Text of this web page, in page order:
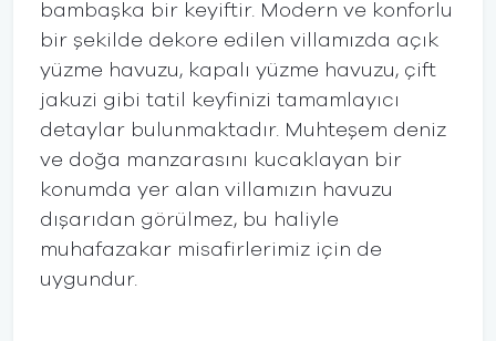
bambaşka bir keyiftir. Modern ve konforlu
bir şekilde dekore edilen villamızda açık
yüzme havuzu, kapalı yüzme havuzu, çift
jakuzi gibi tatil keyfinizi tamamlayıcı
detaylar bulunmaktadır. Muhteşem deniz
ve doğa manzarasını kucaklayan bir
konumda yer alan villamızın havuzu
dışarıdan görülmez, bu haliyle
muhafazakar misafirlerimiz için de
uygundur.